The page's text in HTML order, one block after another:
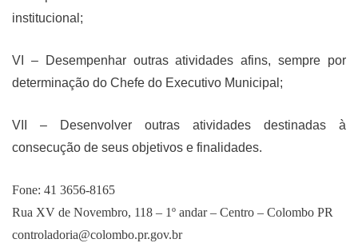
institucional;
VI – Desempenhar outras atividades afins, sempre por
determinação do Chefe do Executivo Municipal;
VII – Desenvolver outras atividades destinadas à
consecução de seus objetivos e finalidades.
Fone: 41 3656-8165
Rua XV de Novembro, 118 – 1º andar – Centro – Colombo PR
controladoria@colombo.pr.gov.br